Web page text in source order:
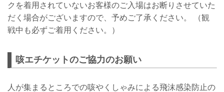
クを着用されていないお客様のご入場はお断りさせていた
だく場合がございますので、予めご了承ください。 （観
戦中も必ずご着用ください。）
咳エチケットのご協力のお願い
人が集まるところでの咳やくしゃみによる飛沫感染防止の